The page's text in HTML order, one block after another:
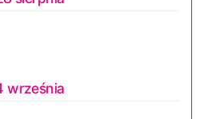
września